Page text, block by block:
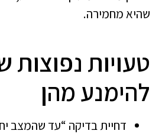
שהיא מחמירה.
טעויות נפוצות
להימנע מהן
דחיית בדיקה “עד שהמצב